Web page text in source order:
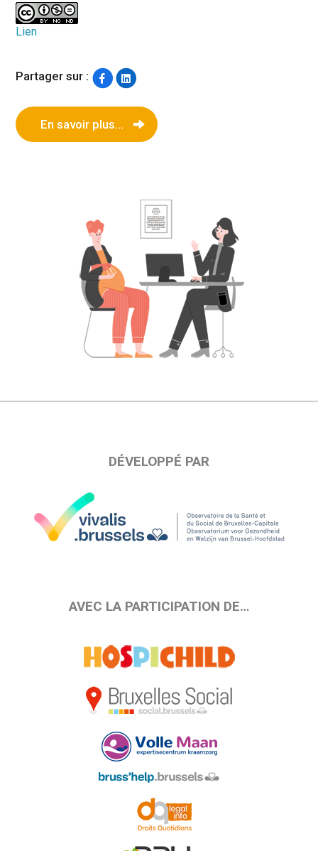
Lien
Partager sur :
En savoir plus...
DÉVELOPPÉ PAR
AVEC LA PARTICIPATION DE…